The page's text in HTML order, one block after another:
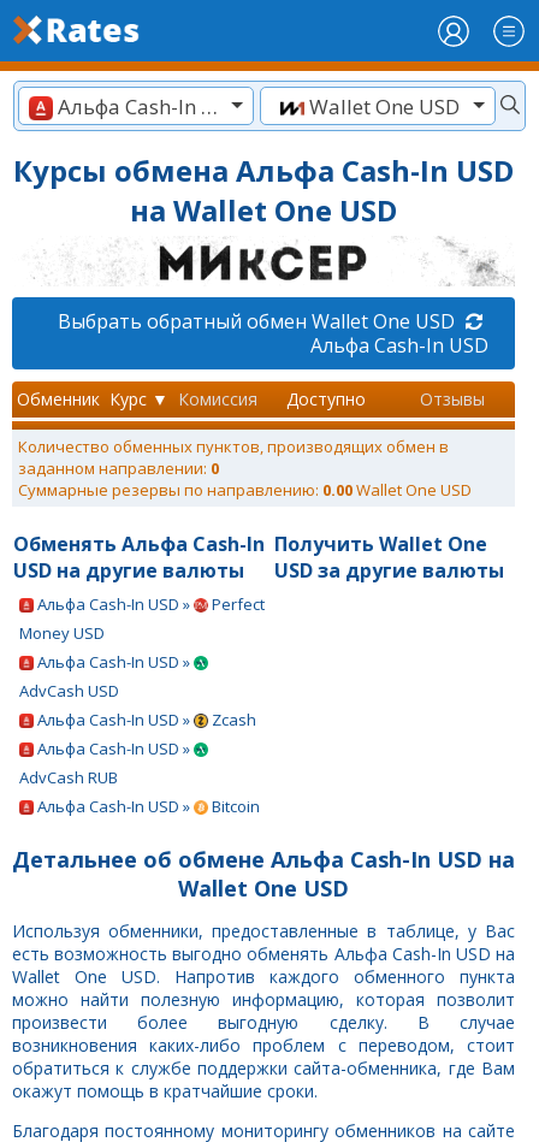
Альфа Cash-In USD Wallet One USD
Курсы обмена Альфа Cash-In USD
на Wallet One USD
Выбрать обратный обмен Wallet One USD
Альфа Cash-In USD
Обменник Курс ▼ Комиссия Доступно Отзывы
Количество обменных пунктов, производящих обмен в
заданном направлении: 0
Суммарные резервы по направлению: 0.00Wallet One USD
Обменять Альфа Cash-In
USD на другие валюты
Альфа Cash-In USD »
Perfect
Money USD
Альфа Cash-In USD »
AdvCash USD
Альфа Cash-In USD »
Zcash
Альфа Cash-In USD »
AdvCash RUB
Альфа Cash-In USD »
Bitcoin
Получить Wallet One
USD за другие валюты
Детальнее об обмене Альфа Cash-In USD на
Wallet One USD
Используя обменники, предоставленные в таблице, у Вас
есть возможность выгодно обменять Альфа Cash-In USD на
Wallet One USD. Напротив каждого обменного пункта
можно найти полезную информацию, которая позволит
произвести более выгодную сделку. В случае
возникновения каких-либо проблем с переводом, стоит
обратиться к службе поддержки сайта-обменника, где Вам
окажут помощь в кратчайшие сроки.
Благодаря постоянному мониторингу обменников на сайте